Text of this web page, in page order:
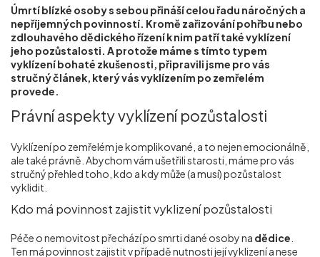
Úklid
Příprava nemovitostí na prodej
Reference
Úmrtí blízké osoby s sebou přináší celou řadu náročných a
nepříjemných povinností. Kromě zařizování pohřbu nebo
zdlouhavého dědického řízení k nim patří také vyklízení
jeho pozůstalosti. A protože máme s tímto typem
vyklízení bohaté zkušenosti, připravili jsme pro vás
stručný článek, který vás vyklízením po zemřelém
provede.
Právní aspekty vyklízení pozůstalosti
Vyklízení po zemřelém je komplikované, a to nejen emocionálně,
ale také právně. Abychom vám ušetřili starosti, máme pro vás
stručný přehled toho, kdo a kdy může (a musí) pozůstalost
vyklidit.
Kdo má povinnost zajistit vyklizení pozůstalosti
Péče o nemovitost přechází po smrti dané osoby na dědice
Ten má povinnost zajistit v případě nutnosti její vyklizení a nese